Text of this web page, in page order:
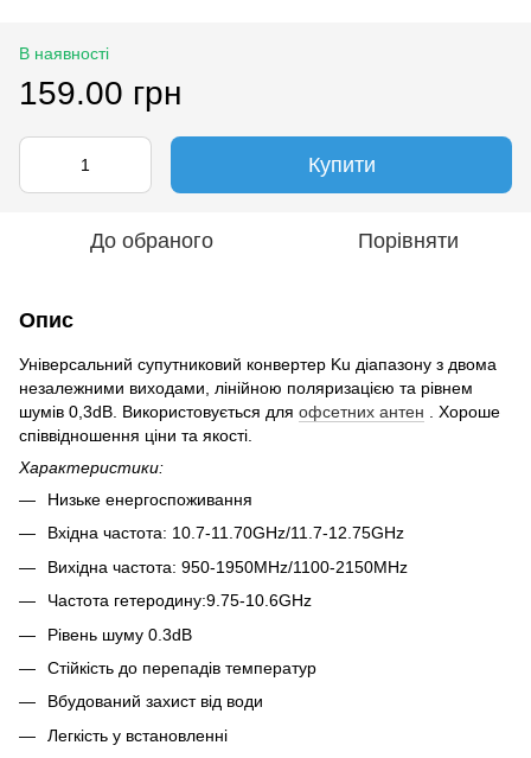
В наявності
159.00 грн
Купити
До обраного Порівняти
Опис
Універсальний супутниковий конвертер Ku діапазону з двома
незалежними виходами, лінійною поляризацією та рівнем
шумів 0,3dB. Використовується для офсетних антен . Хороше
співвідношення ціни та якості.
Характеристики:
Низьке енергоспоживання
Вхідна частота: 10.7-11.70GHz/11.7-12.75GHz
Вихідна частота: 950-1950MHz/1100-2150MHz
Частота гетеродину:9.75-10.6GHz
Рівень шуму 0.3dB
Стійкість до перепадів температур
Вбудований захист від води
Легкість у встановленні